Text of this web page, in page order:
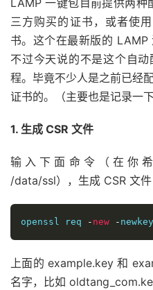
LAMP 一键包目前提供两种
三方购买的证书，或者使
书。这个在最新版的 LAMP
不过今天说的不是这个自
程。毕竟不少人是之前已经
证书的。（主要也是记录一
1. 生成 CSR 文件
输入下面命令（在你
/data/ssl），生成 CSR 文件
openssl req
- new -
上面的 example.key 和
名字，比如